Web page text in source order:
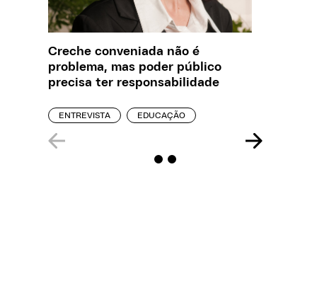
Creche conveniada não é
problema, mas poder público
precisa ter responsabilidade
ENTREVISTA EDUCAÇÃO